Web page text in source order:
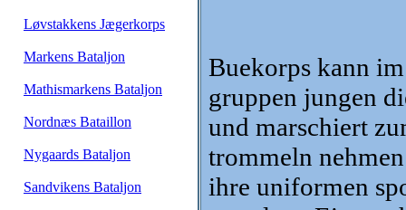
Løvstakkens Jægerkorps
Markens Bataljon
Mathismarkens Bataljon
Nordnæs Bataillon
Nygaards Bataljon
Sandvikens Bataljon
Buekorps kann
gruppen jungen
und marschiert
trommeln
ihre uniformen